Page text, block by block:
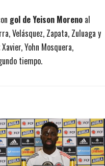
gol de Yeison Moreno al
Velásquez, Zapata, Zuluaga y
Yohn Mosquera,
tiempo.